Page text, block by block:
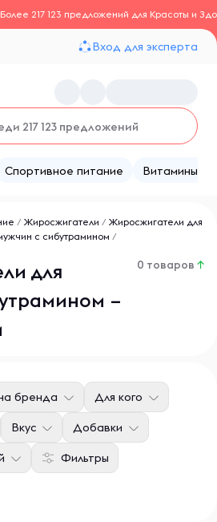
Более 217 123 предложений для Красоты и
Вход для эксперта
Спортивное питание Витамины
/ Жиросжигатели / Жиросжигатели для
с сибутрамином /
для
–
0 товаров ↑
Фильтры
бренда Для кого
Вкус Добавки